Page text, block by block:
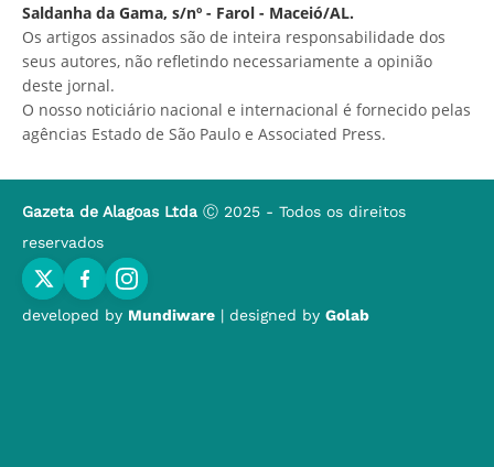
Saldanha da Gama, s/nº - Farol - Maceió/AL.
Os artigos assinados são de inteira responsabilidade dos
seus autores, não refletindo necessariamente a opinião
deste jornal.
O nosso noticiário nacional e internacional é fornecido pelas
agências Estado de São Paulo e Associated Press.
Gazeta de Alagoas Ltda Ⓒ 2025 - Todos os direitos
reservados
developed by Mundiware | designed by Golab